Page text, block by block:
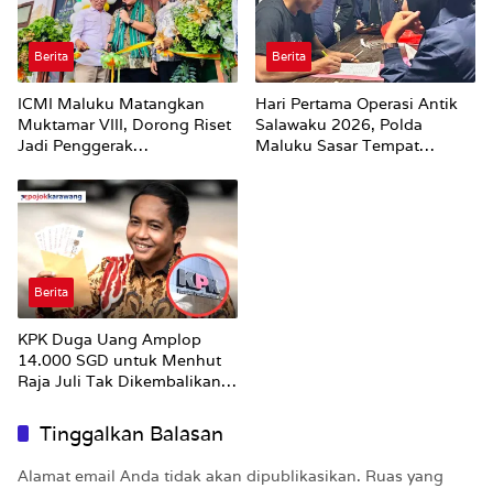
Berita
ICMI Maluku Matangkan
Muktamar VIII, Dorong Riset
Jadi Penggerak
Berita
Hari Pertama Operasi Antik
Salawaku 2026, Polda
Maluku Sasar Tempat
Berita
KPK Duga Uang Amplop
14.000 SGD untuk Menhut
Raja Juli Tak Dikembalikan
Tinggalkan Balasan
Alamat email Anda tidak akan dipublikasikan. Ruas yang